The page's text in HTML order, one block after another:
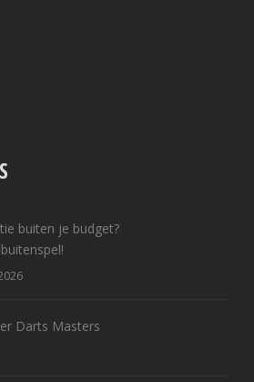
buiten je budget?
Darts Masters